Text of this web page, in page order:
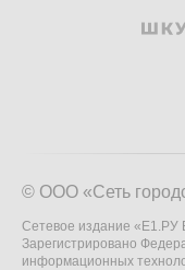
© ООО «Сеть
Сетевое издание «Е1.РУ
Зарегистрировано
информационных